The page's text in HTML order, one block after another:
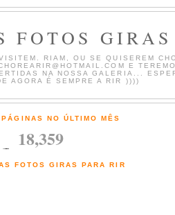
FOTOS
RIAM, OU SE QUISEREM
E
NA NOSSA GALERIA...
AGORA É SEMPRE A RIR ))))
NO ÚLTIMO MÊS
18,359
FOTOS GIRAS PARA RIR